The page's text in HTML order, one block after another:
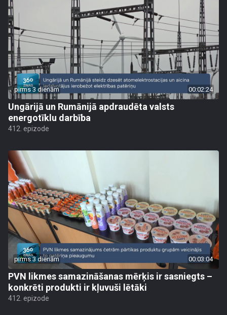
pirms 3 dienām 00:02:24
Ungārijā un Rumānijā apdraudēta valsts
energotīklu darbība
412. epizode
pirms 3 dienām 00:03:04
PVN likmes samazināšanas mērķis ir sasniegts –
konkrēti produkti ir kļuvuši lētāki
412. epizode